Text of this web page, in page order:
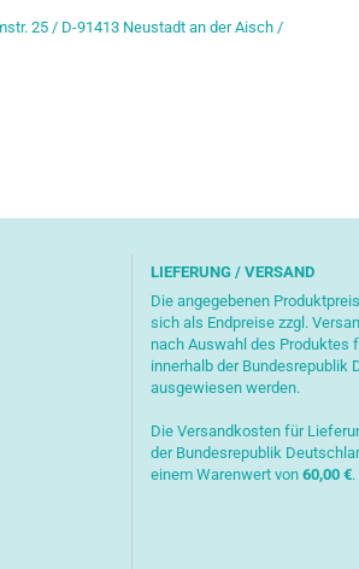
25 / D-91413 Neustadt an der Aisch /
LIEFERUNG / VERSAND
Die angegebenen
sich als Endpreise zzgl.
nach Auswahl des Produktes
innerhalb der Bundesrepublik
ausgewiesen werden.
Die Versandkosten für
der Bundesrepublik
einem Warenwert von 60,00 €.